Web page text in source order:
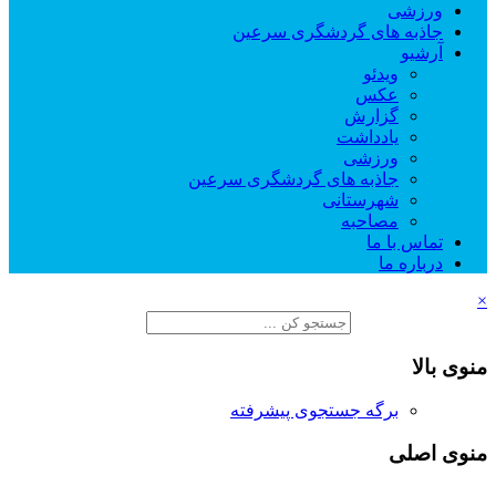
ورزشی
جاذبه های گردشگری سرعین
آرشیو
ویدئو
عکس
گزارش
یادداشت
ورزشی
جاذبه های گردشگری سرعین
شهرستانی
مصاحبه
تماس با ما
درباره ما
×
منوی بالا
برگه جستجوی پیشرفته
منوی اصلی